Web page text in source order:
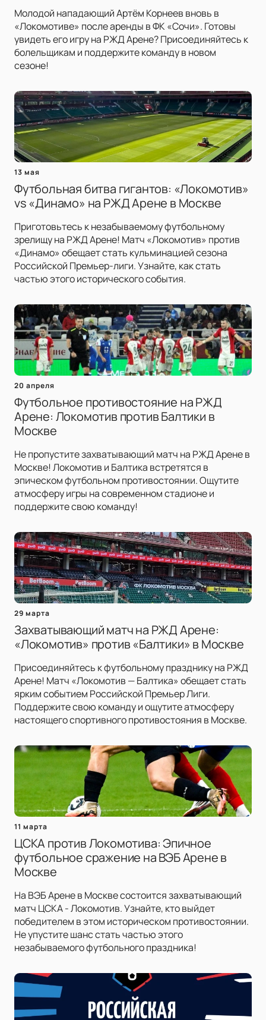
Молодой нападающий Артём Корнеев вновь в
«Локомотиве» после аренды в ФК «Сочи». Готовы
увидеть его игру на РЖД Арене? Присоединяйтесь к
болельщикам и поддержите команду в новом
сезоне!
13 мая
Футбольная битва гигантов: «Локомотив»
vs «Динамо» на РЖД Арене в Москве
Приготовьтесь к незабываемому футбольному
зрелищу на РЖД Арене! Матч «Локомотив» против
«Динамо» обещает стать кульминацией сезона
Российской Премьер-лиги. Узнайте, как стать
частью этого исторического события.
20 апреля
Футбольное противостояние на РЖД
Арене: Локомотив против Балтики в
Москве
Не пропустите захватывающий матч на РЖД Арене в
Москве! Локомотив и Балтика встретятся в
эпическом футбольном противостоянии. Ощутите
атмосферу игры на современном стадионе и
поддержите свою команду!
29 марта
Захватывающий матч на РЖД Арене:
«Локомотив» против «Балтики» в Москве
Присоединяйтесь к футбольному празднику на РЖД
Арене! Матч «Локомотив — Балтика» обещает стать
ярким событием Российской Премьер Лиги.
Поддержите свою команду и ощутите атмосферу
настоящего спортивного противостояния в Москве.
11 марта
ЦСКА против Локомотива: Эпичное
футбольное сражение на ВЭБ Арене в
Москве
На ВЭБ Арене в Москве состоится захватывающий
матч ЦСКА - Локомотив. Узнайте, кто выйдет
победителем в этом историческом противостоянии.
Не упустите шанс стать частью этого
незабываемого футбольного праздника!